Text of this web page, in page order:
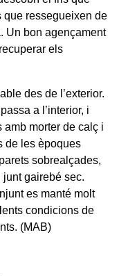
que ressegueixen de
Un bon agençament
els
des de l’exterior.
a l’interior, i
morter de calç i
de les èpoques
sobrealçades,
gairebé sec.
es manté molt
condicions de
(MAB)